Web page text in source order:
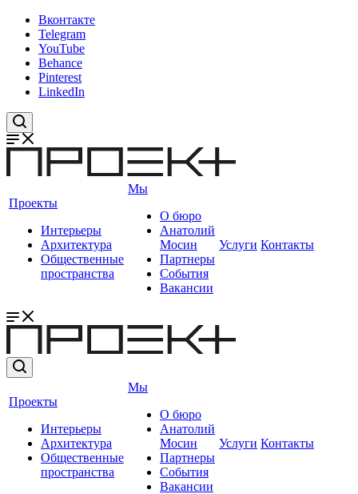
Вконтакте
Telegram
YouTube
Behance
Pinterest
LinkedIn
Проекты
Интерьеры
Архитектура
Общественные
пространства
Мы
О бюро
Анатолий
Мосин
Партнеры
События
Вакансии
Услуги Контакты
Проекты
Интерьеры
Архитектура
Общественные
пространства
Мы
О бюро
Анатолий
Мосин
Партнеры
События
Вакансии
Услуги Контакты